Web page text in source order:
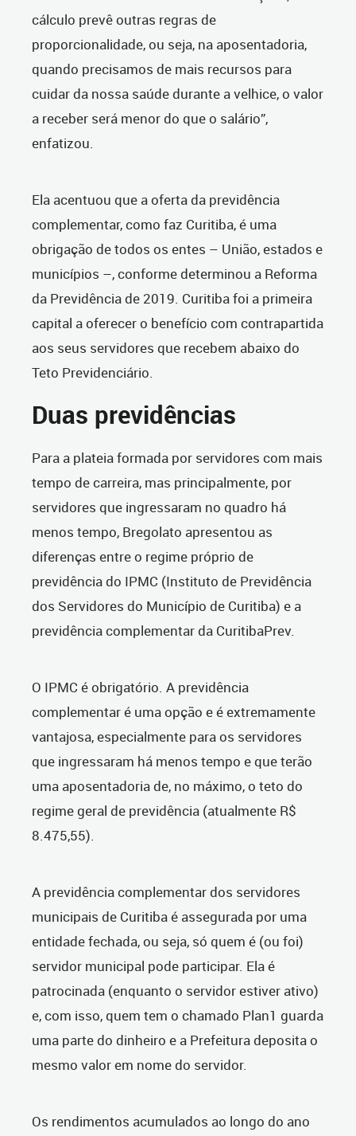
cálculo prevêoutras regras de
proporcionalidade, ou seja, na aposentadoria,
quando precisamos de mais recursos para
cuidar da nossa saúde durante a velhice, o valor
a receber será menor do que o salário”,
enfatizou.
Ela acentuou que a oferta da previdência
complementar, como faz Curitiba, é uma
obrigação de todos os entes – União, estados e
municípios –, conforme determinou a Reforma
da Previdência de 2019. Curitiba foi a primeira
capital a oferecer o benefício com contrapartida
aos seus servidores que recebem abaixo do
Teto Previdenciário.
Duas previdências
Para a plateia formada por servidores com mais
tempo de carreira, mas principalmente, por
servidores que ingressaram no quadro há
menos tempo, Bregolato apresentou as
diferenças entre o regime próprio de
previdência do IPMC (Instituto de Previdência
dos Servidores do Município de Curitiba) e a
previdência complementar da CuritibaPrev.
O IPMC é obrigatório. A previdência
complementar é uma opção e é extremamente
vantajosa, especialmente para os servidores
que ingressaram há menos tempo e que terão
uma aposentadoria de, no máximo, o teto do
regime geral de previdência (atualmente R$
8.475,55).
A previdência complementar dos servidores
municipais de Curitiba é assegurada por uma
entidade fechada, ou seja, só quem é (ou foi)
servidor municipal pode participar. Ela é
patrocinada (enquanto o servidor estiver ativo)
e, com isso, quem tem o chamado Plan1 guarda
uma parte do dinheiro e a Prefeitura deposita o
mesmo valor em nome do servidor.
Os rendimentos acumulados ao longo do ano